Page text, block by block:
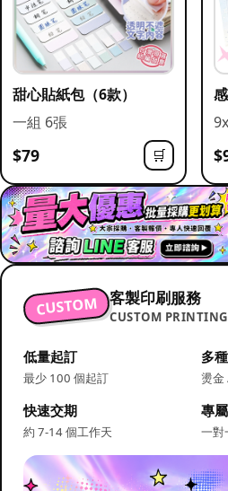
甜心貼紙包（6款）
一組 6張
$79 🛒
CUSTOM 客製印刷服務
CUSTOM PRINTING
低量起訂
最少 100 個起訂
多
燙金
快速交期
約 7-14 個工作天
專
一對